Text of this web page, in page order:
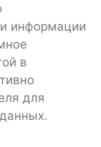
информации
в
для